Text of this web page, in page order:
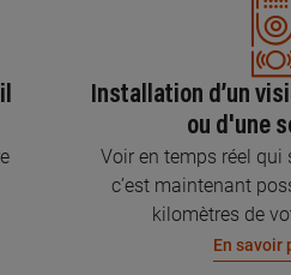
Installation d’un
ou d'une
Voir en temps réel qui
c’est maintenant
kilomètres de
En savoir